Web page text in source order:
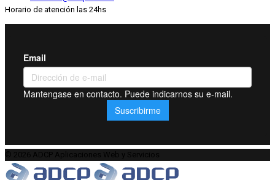
Horario de atención las 24hs